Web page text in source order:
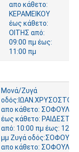
απο κάθετο:
ΚΕΡΑΜΕΙΚΟΥ
έως κάθετο:
ΟΙΤΗΣ από:
09:00 πμ έως:
11:00 πμ
Μονά/Ζυγά
απο κάθετο: ΣΟΦΟΥΛΗ
έως κάθετο: ΡΑΙΔΕΣΤΟΥ
από: 10:00 πμ έως: 12:00
μμ Ζυγά οδός:ΣΟΦΟΥΛΗ
απο κάθετο: ΣΟΦΟΥΛΗ